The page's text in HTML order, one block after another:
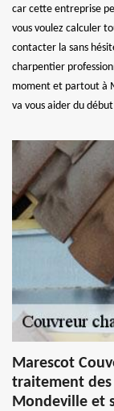
car cette entreprise
vous voulez calculer
contacter la sans
charpentier
moment et partout à
va vous aider du
Marescot
traitement des
Mondeville et